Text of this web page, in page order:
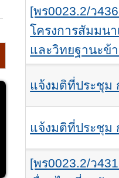
[พร0023.2/ว
โครงการสัมมน
และวิทยฐานะข้
แจ้งมติที่ประชุม
แจ้งมติที่ประชุม
[พร0023.2/ว